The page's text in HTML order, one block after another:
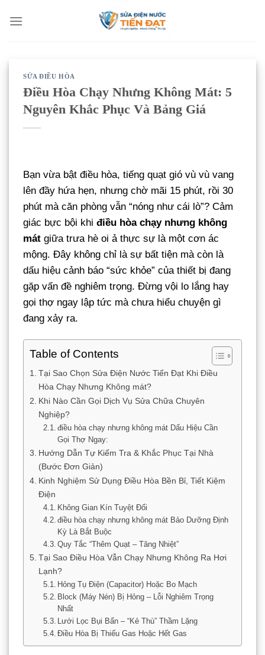
qua
SỬA ĐIỀU HÒA
Điều Hòa Chạy Nhưng Không Mát: 5
Nguyên Khắc Phục Và Bảng Giá
Bạn vừa bật điều hòa, tiếng quạt gió vù vù vang
lên đầy hứa hẹn, nhưng chờ mãi 15 phút, rồi 30
phút mà căn phòng vẫn “nóng như cái lò”? Cảm
giác bực bội khi điều hòa chạy nhưng không
mát giữa trưa hè oi ả thực sự là một cơn ác
mộng. Đây không chỉ là sự bất tiện mà còn là
dấu hiệu cảnh báo “sức khỏe” của thiết bị đang
gặp vấn đề nghiêm trọng. Đừng vội lo lắng hay
gọi thợ ngay lập tức mà chưa hiểu chuyện gì
đang xảy ra.
Table of Contents
Tại Sao Chọn Sửa Điện Nước Tiến Đạt Khi Điều
Hòa Chạy Nhưng Không mát?
Khi Nào Cần Gọi Dịch Vụ Sửa Chữa Chuyên
Nghiệp?
điều hòa chạy nhưng không mát Dấu Hiệu Cần
Gọi Thợ Ngay:
Hướng Dẫn Tự Kiểm Tra & Khắc Phục Tại Nhà
(Bước Đơn Giản)
Kinh Nghiệm Sử Dụng Điều Hòa Bền Bỉ, Tiết Kiệm
Điện
Không Gian Kín Tuyệt Đối
điều hòa chạy nhưng không mát Bảo Dưỡng Định
Kỳ Là Bắt Buộc
Quy Tắc “Thêm Quạt – Tăng Nhiệt”
Tại Sao Điều Hòa Vẫn Chạy Nhưng Không Ra Hơi
Lạnh?
Hỏng Tụ Điện (Capacitor) Hoặc Bo Mạch
Block (Máy Nén) Bị Hỏng – Lỗi Nghiêm Trọng
Nhất
Lưới Lọc Bụi Bẩn – “Kẻ Thù” Thầm Lặng
Điều Hòa Bị Thiếu Gas Hoặc Hết Gas